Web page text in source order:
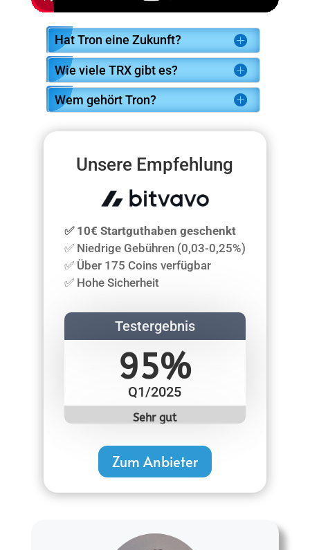
Hat Tron eine Zukunft?
Wie viele TRX gibt es?
Wem gehört Tron?
Unsere Empfehlung
✅ 10€ Startguthaben geschenkt
✅ Niedrige Gebühren (0,03-0,25%)
✅ Über 175 Coins verfügbar
✅ Hohe Sicherheit
Testergebnis
95%
Q1/2025
Sehr gut
Zum Anbieter